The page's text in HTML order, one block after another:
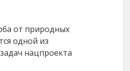
от природных
одной из
нацпроекта